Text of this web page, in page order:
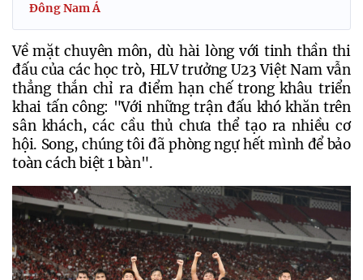
Đông Nam Á
Về mặt chuyên môn, dù hài lòng với tinh thần thi
đấu của các học trò, HLV trưởng U23 Việt Nam vẫn
thẳng thắn chỉ ra điểm hạn chế trong khâu triển
khai tấn công: "Với những trận đấu khó khăn trên
sân khách, các cầu thủ chưa thể tạo ra nhiều cơ
hội. Song, chúng tôi đã phòng ngự hết mình để bảo
toàn cách biệt 1 bàn".